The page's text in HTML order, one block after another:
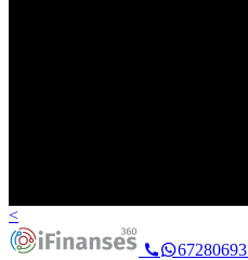
<
67280693